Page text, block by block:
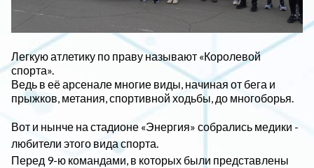
Легкую атлетику по праву называют «Королевой
спорта».
Ведь в её арсенале многие виды, начиная от бега и
прыжков, метания, спортивной ходьбы, до многоборья.
Вот и нынче на стадионе «Энергия» собрались медики -
любители этого вида спорта.
Перед 9-ю командами, в которых были представлены